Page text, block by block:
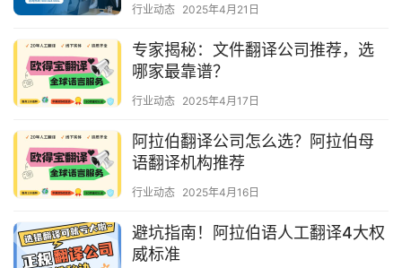
行业动态 2025年4月21日
专家揭秘：文件翻译公司推荐，选
哪家最靠谱？
行业动态 2025年4月17日
阿拉伯翻译公司怎么选？阿拉伯母
语翻译机构推荐
行业动态 2025年4月16日
避坑指南！阿拉伯语人工翻译4大权
威标准